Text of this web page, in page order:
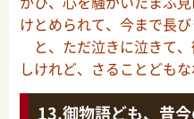
けとめられて、今まで長び
と、ただ泣きに泣きて
しけれど、さることども
御物語ども、昔